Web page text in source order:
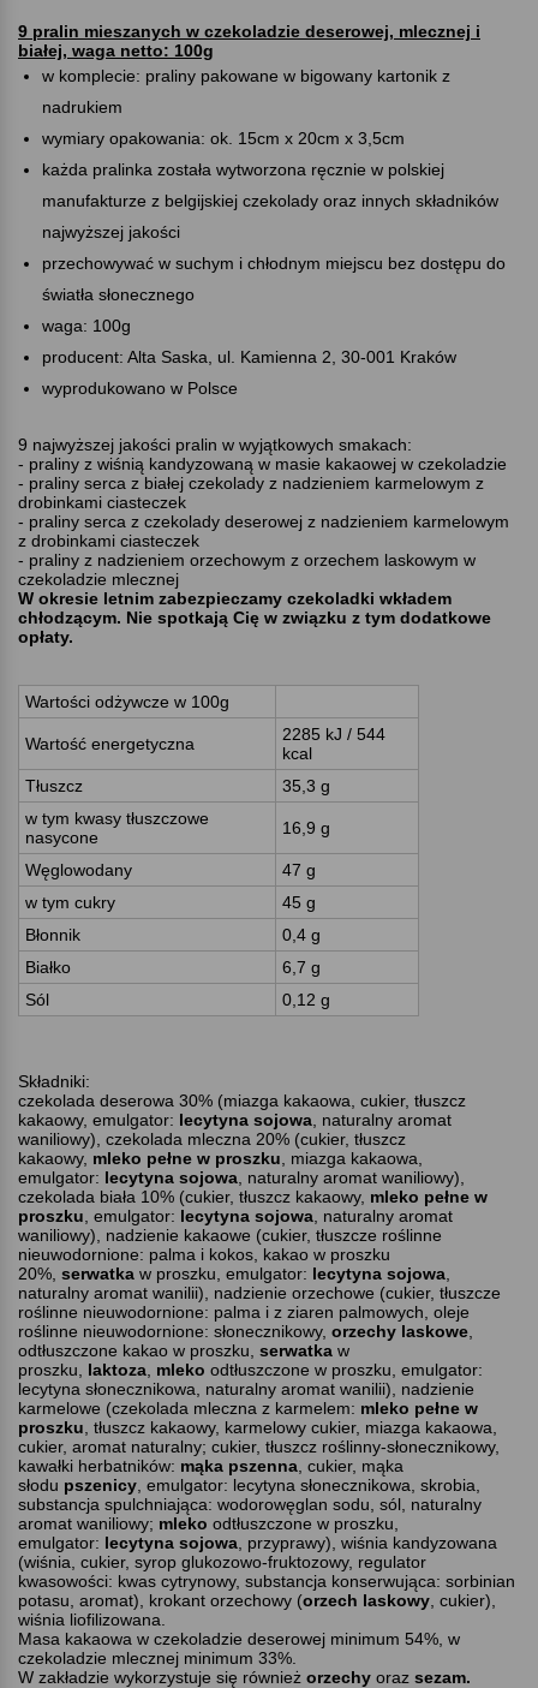
9 pralin mieszanych w czekoladzie deserowej, mlecznej i
białej, waga netto: 100g
w komplecie: praliny pakowane w bigowany kartonik z
nadrukiem
wymiary opakowania: ok. 15cm x 20cm x 3,5cm
każda pralinka została wytworzona ręcznie w polskiej
manufakturze z belgijskiej czekolady oraz innych składników
najwyższej jakości
przechowywać w suchym i chłodnym miejscu bez dostępu do
światła słonecznego
waga: 100g
producent: Alta Saska, ul. Kamienna 2, 30-001 Kraków
wyprodukowano w Polsce
9 najwyższej jakości pralin w wyjątkowych smakach:
- praliny z wiśnią kandyzowaną w masie kakaowej w czekoladzie
- praliny serca z białej czekolady z nadzieniem karmelowym z
drobinkami ciasteczek
- praliny serca z czekolady deserowej z nadzieniem karmelowym
z drobinkami ciasteczek
- praliny z nadzieniem orzechowym z orzechem laskowym w
czekoladzie mlecznej
W okresie letnim zabezpieczamy czekoladki wkładem
chłodzącym. Nie spotkają Cię w związku z tym dodatkowe
opłaty.
Wartości odżywcze w 100g
Wartość energetyczna
2285 kJ / 544
kcal
Tłuszcz
35,3 g
w tym kwasy tłuszczowe
nasycone
16,9 g
Węglowodany
47 g
w tym cukry
45 g
Błonnik
0,4 g
Białko
6,7 g
Sól
0,12 g
Składniki:
czekolada deserowa 30% (miazga kakaowa, cukier, tłuszcz
kakaowy, emulgator: lecytyna sojowa , naturalny aromat
waniliowy), czekolada mleczna 20% (cukier, tłuszcz
kakaowy, mleko pełne w proszku , miazga kakaowa,
emulgator: lecytyna sojowa , naturalny aromat waniliowy),
czekolada biała 10% (cukier, tłuszcz kakaowy, mleko pełne w
proszku , emulgator: lecytyna sojowa , naturalny aromat
waniliowy), nadzienie kakaowe (cukier, tłuszcze roślinne
nieuwodornione: palma i kokos, kakao w proszku
20%, serwatka w proszku, emulgator: lecytyna sojowa
naturalny aromat wanilii), nadzienie orzechowe (cukier, tłuszcze
roślinne nieuwodornione: palma i z ziaren palmowych, oleje
roślinne nieuwodornione: słonecznikowy, orzechy laskowe
odtłuszczone kakao w proszku, serwatka w
proszku, laktoza mleko odtłuszczone w proszku, emulgator:
lecytyna słonecznikowa, naturalny aromat wanilii), nadzienie
karmelowe (czekolada mleczna z karmelem: mleko pełne w
proszku , tłuszcz kakaowy, karmelowy cukier, miazga kakaowa,
cukier, aromat naturalny; cukier, tłuszcz roślinny-słonecznikowy,
kawałki herbatników: mąka pszenna , cukier, mąka
słodu pszenicy , emulgator: lecytyna słonecznikowa, skrobia,
substancja spulchniająca: wodorowęglan sodu, sól, naturalny
aromat waniliowy; mleko odtłuszczone w proszku,
emulgator: lecytyna sojowa , przyprawy), wiśnia kandyzowana
(wiśnia, cukier, syrop glukozowo-fruktozowy, regulator
kwasowości: kwas cytrynowy, substancja konserwująca: sorbinian
potasu, aromat), krokant orzechowy (orzech laskowy , cukier),
wiśnia liofilizowana.
Masa kakaowa w czekoladzie deserowej minimum 54%, w
czekoladzie mlecznej minimum 33%.
W zakładzie wykorzystuje się również orzechy oraz sezam.